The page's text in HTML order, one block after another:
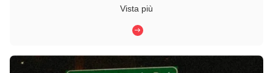
condizioni meteorologiche avverse, tra cui forti piogge, nebbia
e neve.Mentre le tecnologie di sicurezza dei veicoli ...
Vista più